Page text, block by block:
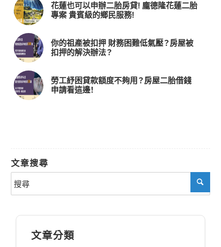
花蓮也可以申辦二胎房貸! 龐德隆花蓮二胎
專案 貴賓級的鄉民服務!
你的祖產被扣押 財務困難低氣壓？房屋被
扣押的解決辦法？
勞工紓困貸款額度不夠用？房屋二胎借錢
申請看這邊！
文章搜尋
文章分類